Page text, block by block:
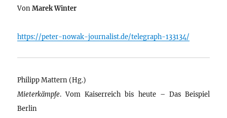
VonMarek Winter
https://peter-nowak-journalist.de/telegraph-133134/
Philipp Mattern (Hg.)
Mieterkämpfe. Vom Kaiserreich bis heute – Das Beispiel
Berlin